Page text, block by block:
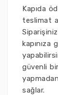
Kapıda
teslimat
güvenli
sağlar.